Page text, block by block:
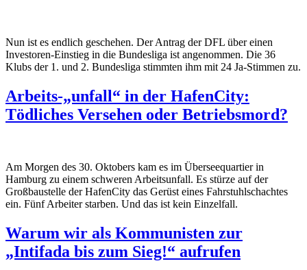
Nun ist es endlich geschehen. Der Antrag der DFL über einen
Investoren-Einstieg in die Bundesliga ist angenommen. Die 36
Klubs der 1. und 2. Bundesliga stimmten ihm mit 24 Ja-Stimmen zu.
Arbeits-„unfall“ in der HafenCity:
Tödliches Versehen oder Betriebsmord?
Am Morgen des 30. Oktobers kam es im Überseequartierin
Hamburg zu einem schweren Arbeitsunfall. Es stürze auf der
Großbaustelle der HafenCity das Gerüst eines Fahrstuhlschachtes
ein. FünfArbeiter starben. Und das ist kein Einzelfall.
Warum wir als Kommunisten zur
„Intifada bis zum Sieg!“ aufrufen